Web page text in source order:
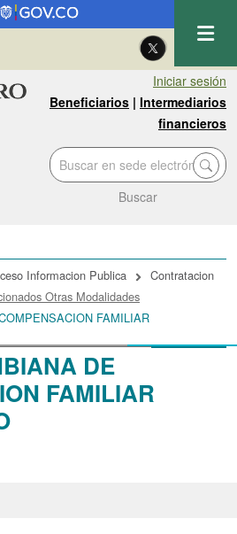
| Eng
Iniciar sesión
Beneficiarios | Intermediarios
financieros
Buscar
DE
FAMILIAR
de ayuda a la
Informacion Publica
Contratacion
Otras Modalidades
FAMILIAR